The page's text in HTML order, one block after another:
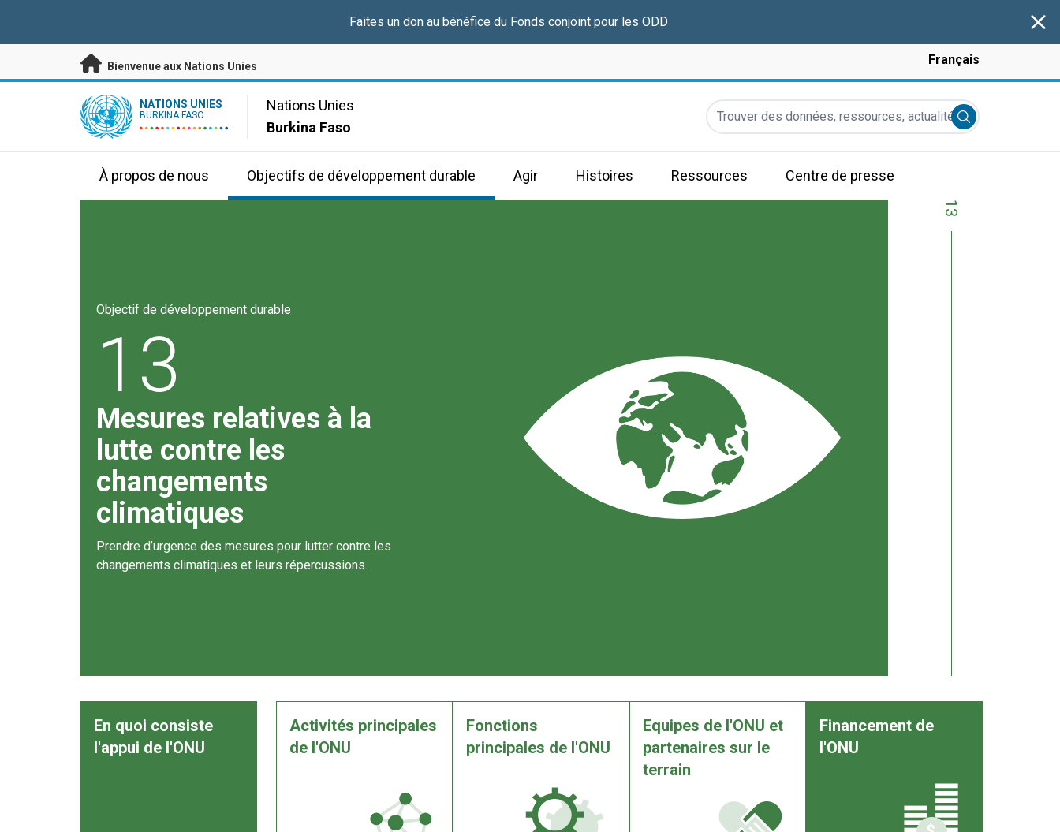
Faites un don au bénéfice du Fonds conjoint pour les ODD
Bienvenue aux Nations Unies Français
UN Logo NATIONS UNIES
BURKINA FASO
Nations Unies
Burkina Faso
Trouver des données, ressources, actualités et autres
Submit search
À propos de nous Objectifs de développement durable Agir Histoires Ressources Centre de presse
Objectif de développement durable
13
Mesures relatives à la
lutte contre les
changements
climatiques
Prendre d’urgence des mesures pour lutter contre les
changements climatiques et leurs répercussions.
13
En quoi consiste
l'appui de l'ONU
Activités principales
de l'ONU
Fonctions
principales de l'ONU
Equipes de l'ONU et
partenaires sur le
terrain
Financement de
l'ONU